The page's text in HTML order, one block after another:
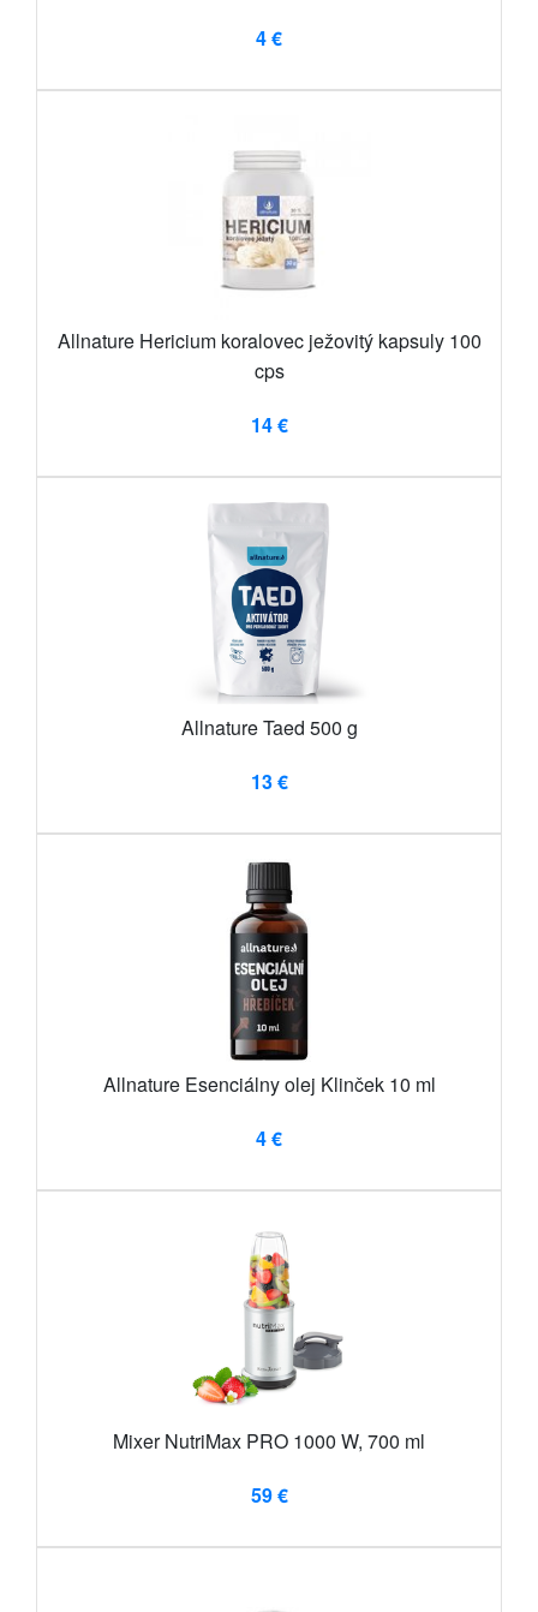
4 €
Allnature Hericium koralovec ježovitý kapsuly 100
cps
14 €
Allnature Taed 500 g
13 €
Allnature Esenciálny olej Klinček 10 ml
4 €
Mixer NutriMax PRO 1000 W, 700 ml
59 €